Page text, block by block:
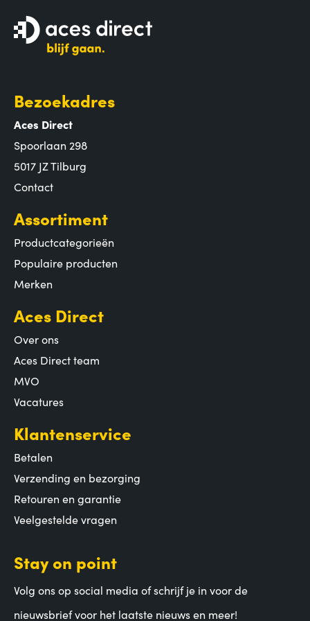
Bezoekadres
Aces Direct
Spoorlaan 298
5017 JZ Tilburg
Contact
Assortiment
Productcategorieën
Populaire producten
Merken
Aces Direct
Over ons
Aces Direct team
MVO
Vacatures
Klantenservice
Betalen
Verzending en bezorging
Retouren en garantie
Veelgestelde vragen
Stay on point
Volg ons op social media of schrijf je in voor de
nieuwsbrief voor het laatste nieuws en meer!